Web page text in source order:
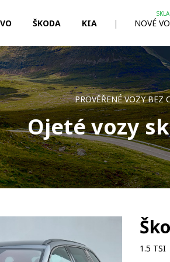
ŠKODA KIA | NOVÉ
PROVĚŘENÉ VOZY BEZ
Ojeté vozy
1.5 TSI